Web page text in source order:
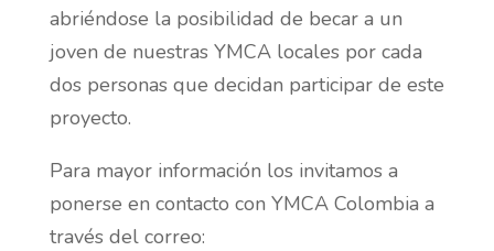
abriéndose la posibilidad de becar a un
joven de nuestras YMCA locales por cada
dos personas que decidan participar de este
proyecto.
Para mayor información los invitamos a
ponerse en contacto con YMCA Colombia a
través del correo: